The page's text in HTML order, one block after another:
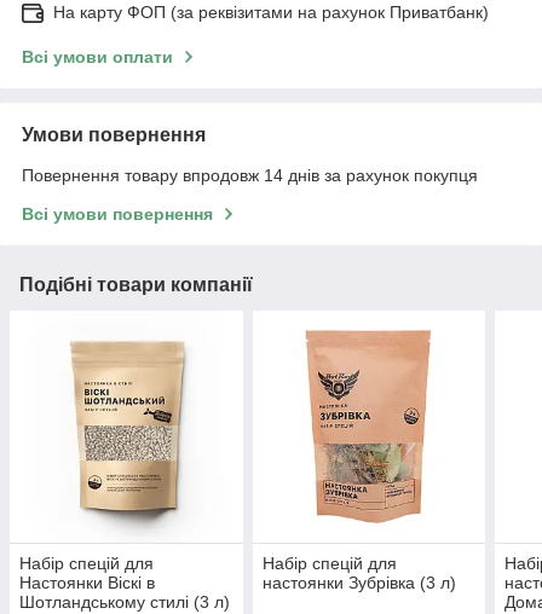
На карту ФОП (за реквізитами на рахунок Приватбанк)
Всі умови оплати
Умови повернення
Повернення товару впродовж 14 днів за рахунок покупця
Всі умови повернення
Подібні товари компанії
Набір спецій для
Настоянки Віскі в
Шотландському стилі (3 л)
Набір спецій для
настоянки Зубрівка (3 л)